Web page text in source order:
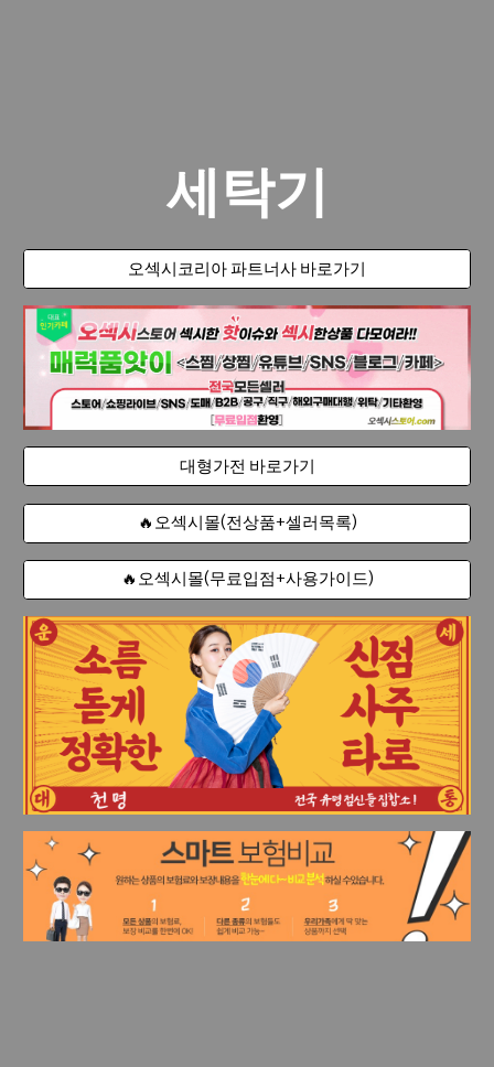
세탁기
오섹시코리아 파트너사 바로가기
대형가전 바로가기
🔥오섹시몰(전상품+셀러목록)
🔥오섹시몰(무료입점+사용가이드)